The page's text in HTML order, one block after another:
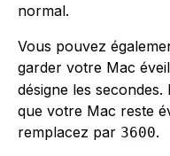
normal.
Vous pouvez
garder votre Mac
désigne les
que votre Mac reste
remplacez par 3600.